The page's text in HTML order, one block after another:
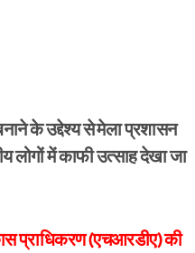
के उद्देश्य से मेला प्रशासन
लोगों में काफी उत्साह देखा जा
प्राधिकरण (एचआरडीए) की